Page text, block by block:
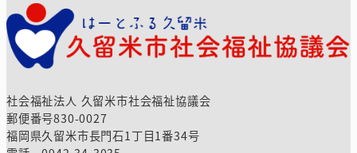
社会福祉法人 久留米市社会福祉協議会
郵便番号830-0027
福岡県久留米市長門石1丁目1番34号